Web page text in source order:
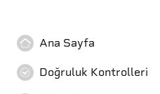
Ana Sayfa
Doğruluk Kontrolleri